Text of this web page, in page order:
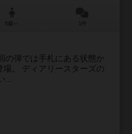
の弾では手札にある状態か
。 ディアリースターズの